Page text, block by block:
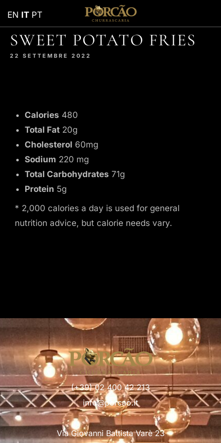
SWEET POTATO FRIES
22 SETTEMBRE 2022
Calories 480
Total Fat 20g
Cholesterol 60mg
Sodium 220 mg
Total Carbohydrates 71g
Protein 5g
* 2,000 calories a day is used for general
nutrition advice, but calorie needs vary.
(+39) 02 400 42 213
info@porcao.it
Via Giovanni Battista Varè 23
EN IT PT